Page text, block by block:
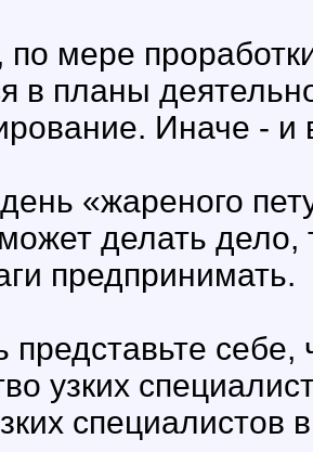
мере
в планы
Иначе - и
«жареного
делать дело,
предпринимать.
представьте себе,
узких
специалистов